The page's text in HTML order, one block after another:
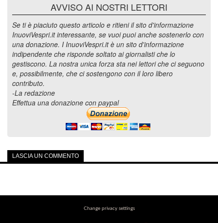
AVVISO AI NOSTRI LETTORI
Se ti è piaciuto questo articolo e ritieni il sito d'informazione
InuoviVespri.it interessante, se vuoi puoi anche sostenerlo con
una donazione. I InuoviVespri.it è un sito d'informazione
indipendente che risponde soltato ai giornalisti che lo
gestiscono. La nostra unica forza sta nei lettori che ci seguono
e, possibilmente, che ci sostengono con il loro libero
contributo.
-La redazione
Effettua una donazione con paypal
LASCIA UN COMMENTO
Change privacy settings